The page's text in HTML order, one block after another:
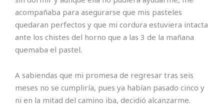
acompañaba para asegurarse que mis pasteles
quedaran perfectos y que mi cordura estuviera intacta
ante los chistes del horno que a las 3 de la mañana
quemaba el pastel.
A sabiendas que mi promesa de regresar tras seis
meses no se cumpliría, pues ya habían pasado cinco y
ni en la mitad del camino iba, decidió alcanzarme.